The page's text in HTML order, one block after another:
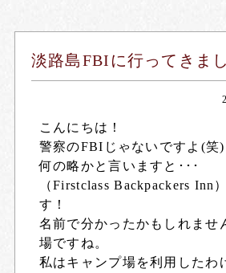
淡路島FBIに行ってきま
こんにちは！
警察のFBIじゃないですよ(笑)
何の略かと言いますと･･･
（Firstclass Backpackers Inn
す！
名前で分かったかもしれませ
場ですね。
私はキャンプ場を利用したわ